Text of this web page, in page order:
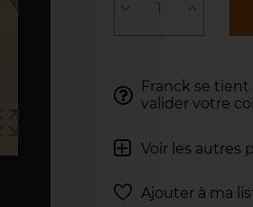
Franck se
valider votre
Voir les autres
Ajouter à ma